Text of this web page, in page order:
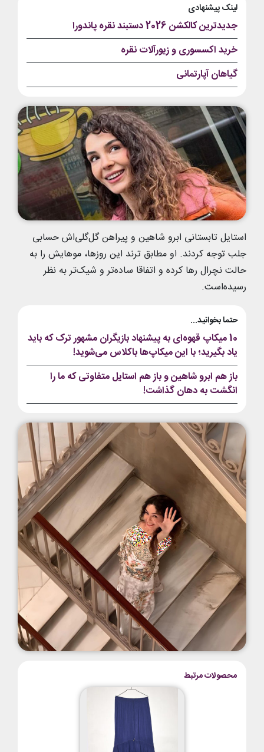
لینک پیشنهادی
جدیدترین کالکشن 2026 دستبند نقره پاندورا
خرید اکسسوری و زیورآلات نقره
گیاهان آپارتمانی
استایل تابستانی ابرو شاهین و پیراهن گل‌گلی‌اش حسابی
جلب توجه کردند. او مطابق ترند این روزها، موهایش را به
حالت نچرال رها کرده و اتفاقا ساده‌تر و شیک‌تر به نظر
رسیده‌است.
حتما بخوانید...
10 میکاپ قهوه‌ای به پیشنهاد بازیگران مشهور ترک که باید
یاد بگیرید؛ با این میکاپ‌ها باکلاس می‌شوید!
باز هم ابرو شاهین و باز هم استایل متفاوتی که ما را
انگشت به دهان گذاشت!
محصولات مرتبط